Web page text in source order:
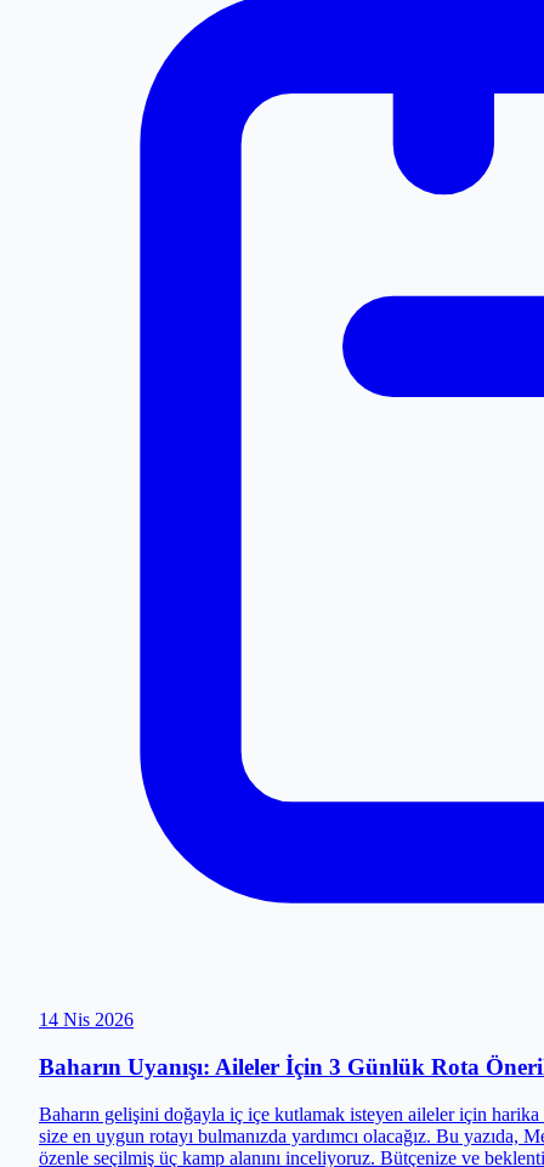
14 Nis 2026
Baharın Uyanışı: Aileler İçin 3 Günlük Rota
Baharın gelişini doğayla iç içe kutlamak isteyen aileler için
size en uygun rotayı bulmanızda yardımcı olacağız. Bu
özenle seçilmiş üç kamp alanını inceliyoruz. Bütçenize ve